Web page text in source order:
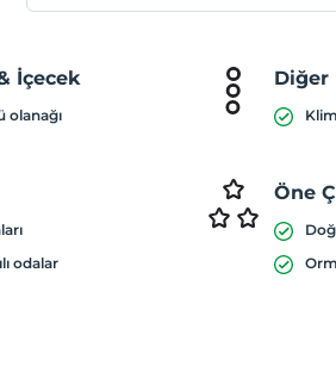
İçecek
olanağı
Diğer
odalar
Öne